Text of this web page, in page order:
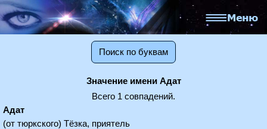
Поиск по буквам
Значение имени Адат
Всего 1 совпадений.
Адат
(от тюркского) Тёзка, приятель